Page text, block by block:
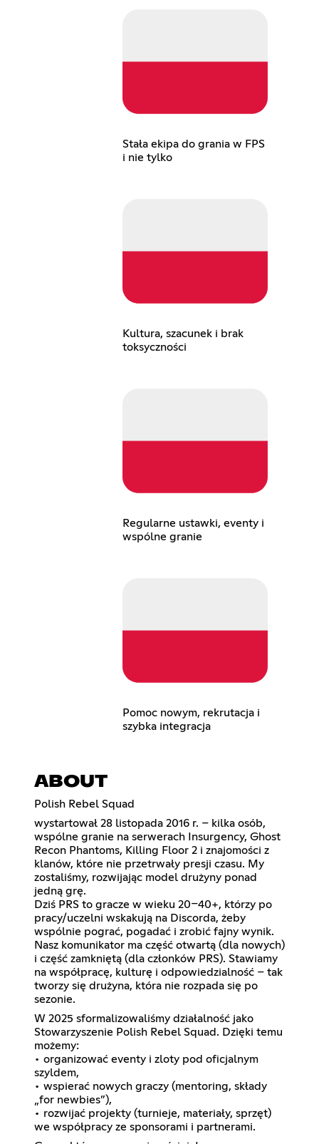
Stała ekipa do grania w FPS
i nie tylko
Kultura, szacunek i brak
toksyczności
Regularne ustawki, eventy i
wspólne granie
Pomoc nowym, rekrutacja i
szybka integracja
ABOUT
Polish Rebel Squad
wystartował 28 listopada 2016 r. – kilka osób,
wspólne granie na serwerach Insurgency, Ghost
Recon Phantoms, Killing Floor 2 i znajomości z
klanów, które nie przetrwały presji czasu. My
zostaliśmy, rozwijając model drużyny ponad
jedną grę.
Dziś PRS to gracze w wieku 20–40+, którzy po
pracy/uczelni wskakują na Discorda, żeby
wspólnie pograć, pogadać i zrobić fajny wynik.
Nasz komunikator ma część otwartą (dla nowych)
i część zamkniętą (dla członków PRS). Stawiamy
na współpracę, kulturę i odpowiedzialność – tak
tworzy się drużyna, która nie rozpada się po
sezonie.
W 2025 sformalizowaliśmy działalność jako
Stowarzyszenie Polish Rebel Squad. Dzięki temu
możemy:
• organizować eventy i zloty pod oficjalnym
szyldem,
• wspierać nowych graczy (mentoring, składy
„for newbies”),
• rozwijać projekty (turnieje, materiały, sprzęt)
we współpracy ze sponsorami i partnerami.